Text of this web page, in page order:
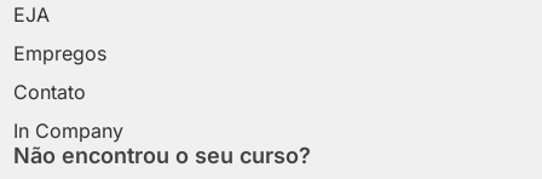
EJA
Empregos
Contato
In Company
Não encontrou o seu curso?